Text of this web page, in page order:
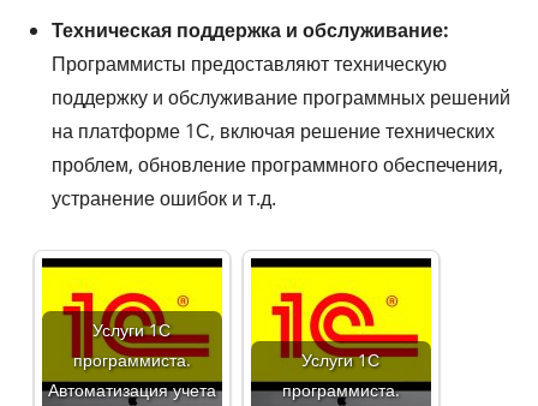
Техническая поддержка и обслуживание:
Программисты предоставляют техническую
поддержку и обслуживание программных решений
на платформе 1С, включая решение технических
проблем, обновление программного обеспечения,
устранение ошибок и т.д.
Услуги 1С
программиста.
Автоматизация учета
Услуги 1С
программиста.